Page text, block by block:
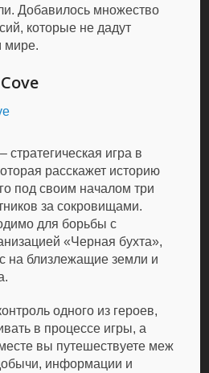
Добавилось множество
которые не дадут
мире.
стратегическая игра в
расскажет историю
под своим началом три
за сокровищами.
для борьбы с
«Черная бухта»,
на близлежащие земли и
одного из героев,
в процессе игры, а
вы путешествуете меж
информации и